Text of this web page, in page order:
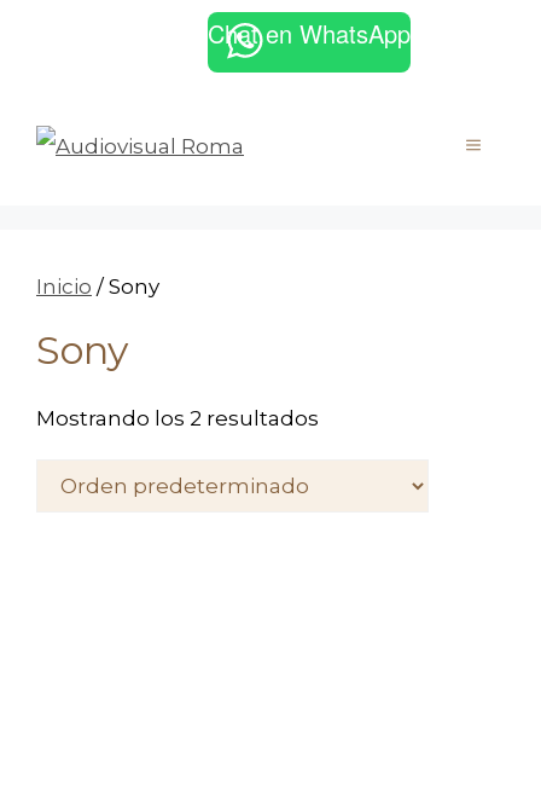
Facebook
Instagram
Chat en WhatsApp
MENÚ
Inicio / Sony
Sony
Mostrando los 2 resultados